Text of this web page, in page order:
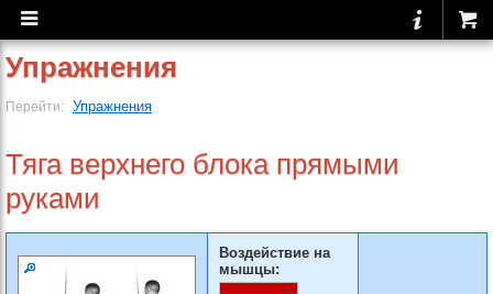
Упражнения
Перейти: Упражнения
Тяга верхнего блока прямыми
руками
Воздействие на
мышцы: